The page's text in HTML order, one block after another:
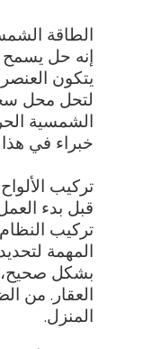
الطاقة
إنه حل يسمح
يتكون
الشمسية
خبراء في
تركيب
قبل بدء
تركيب
المهمة
بشكل صحيح،
العقار. من
المنزل.